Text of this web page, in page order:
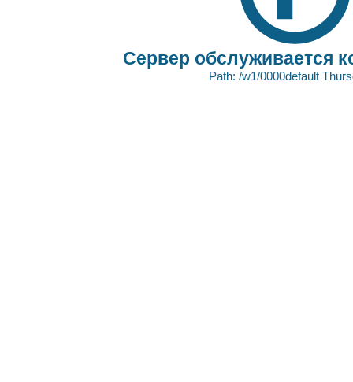
Сервер обслуживается
Path: /w1/0000default